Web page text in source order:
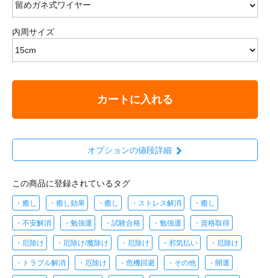
内周サイズ
カートに入れる
オプションの値段詳細
この商品に登録されているタグ
・癒し ・癒し効果 ・癒し ・ストレス解消 ・癒し
・不安解消 ・勉強運 ・試験合格 ・勉強運 ・資格取得
・厄除け ・厄除け/魔除け ・厄除け ・邪気払い ・厄除け
・トラブル解消 ・厄除け ・危機回避 ・その他 ・開運